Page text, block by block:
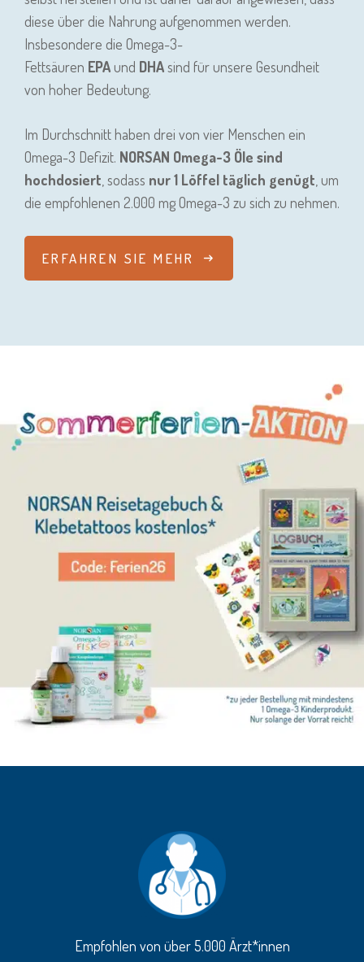
diese über die Nahrung aufgenommen werden.
Insbesondere die Omega-3-
Fettsäuren EPAund DHAsind für unsere Gesundheit
von hoher Bedeutung.
Im Durchschnitt haben drei von vier Menschen ein
Omega-3 Defizit. NORSAN Omega-3 Öle sind
hochdosiert , sodass nur 1 Löffel täglich genügt , um
die empfohlenen 2.000 mg Omega-3 zu sich zu nehmen.
ERFAHREN SIE MEHR
Empfohlen von über 5.000 Ärzt*innen